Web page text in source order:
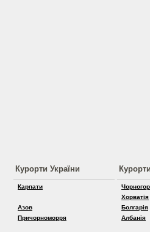
Курорти України
Карпати
Азов
Причорноморря
Хорватія
Болгарія
Албанія